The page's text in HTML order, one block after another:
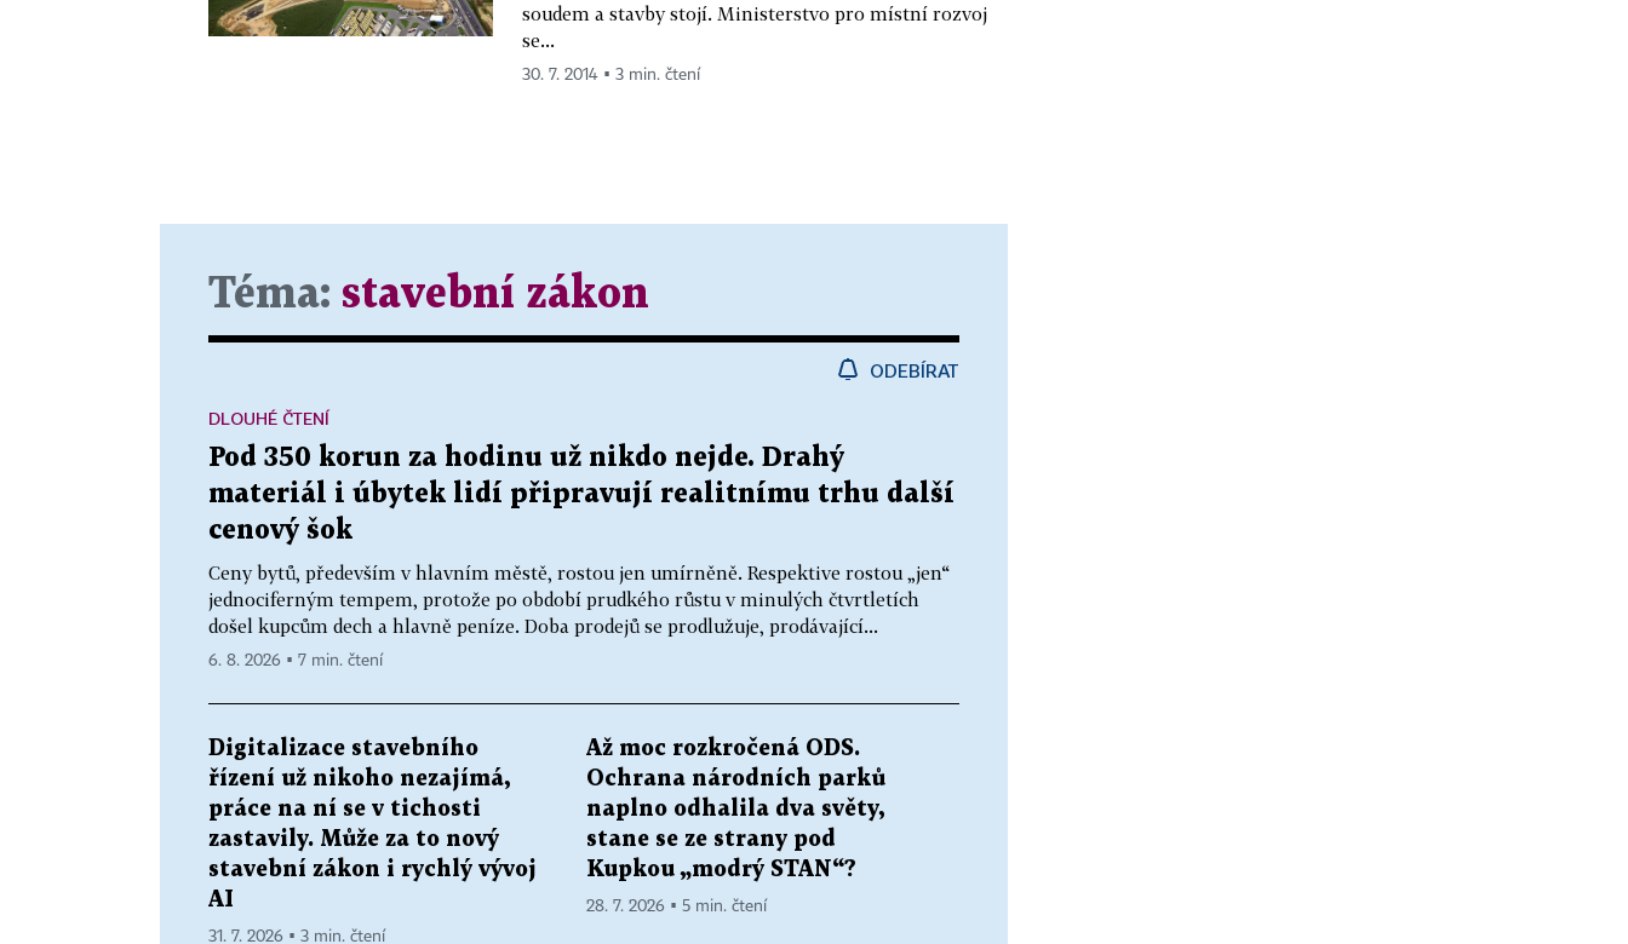
soudem a stavby stojí. Ministerstvo pro místní rozvoj
se...
30. 7. 2014 ▪ 3 min. čtení
Téma: stavební zákon
ODEBÍRAT
Pod 350 korun za hodinu už nikdo nejde. Drahý
materiál i úbytek lidí připravují realitnímu trhu další
cenový šok
Ceny bytů, především v hlavním městě, rostou jen umírněně. Respektive rostou „jen“
jednociferným tempem, protože po období prudkého růstu v minulých čtvrtletích
došel kupcům dech a hlavně peníze. Doba prodejů se prodlužuje, prodávající...
DLOUHÉ ČTENÍ
6. 8. 2026 ▪ 7 min. čtení
Digitalizace stavebního
řízení už nikoho nezajímá,
práce na ní se v tichosti
zastavily. Může za to nový
stavební zákon i rychlý vývoj
AI
31. 7. 2026 ▪ 3 min. čtení
Až moc rozkročená ODS.
Ochrana národních parků
naplno odhalila dva světy,
stane se ze strany pod
Kupkou „modrý STAN“?
28. 7. 2026 ▪ 5 min. čtení